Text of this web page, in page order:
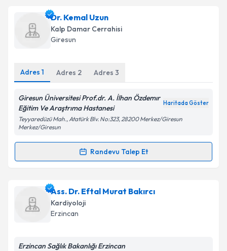
Dr. Hakan Karamustafa
oluşturun. Size bu uzmandan randevu almanız için bir
takvim hazırlandığında e-posta ile bilgilendireceğiz.
Kişisel verilerimin işlenmesine ilişkin
Aydınlatma
Metni 'ni okudum ve kişisel verilerimin belirtilen
kapsamda işlenmesini kabul ediyorum.
Takvim Talebini Gönder
Dr. Kemal Uzun
Kalp Damar Cerrahisi
Giresun
Adres 1 Adres 2 Adres 3
Giresun Üniversitesi Prof.dr. A. İlhan Özdemır
Eğitim Ve Araştrıma Hastanesi
Haritada Göster
Teyyaredüzü Mah., Atatürk Blv. No:323, 28200 Merkez/Giresun
Merkez/Giresun
Randevu Talep Et
Randevu Takvimi Talebi
Dr. Kemal Uzuniçin randevu takvimi talebi oluşturun.
Size bu uzmandan randevu almanız için bir takvim
hazırlandığında e-posta ile bilgilendireceğiz.
Ass. Dr. Eftal Murat Bakırcı
Kardiyoloji
Erzincan
Erzincan Sağlık Bakanlığı Erzincan